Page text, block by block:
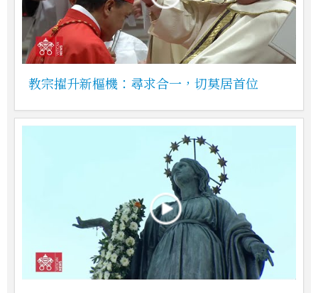
教宗擢升新樞機：尋求合一，切莫居首位